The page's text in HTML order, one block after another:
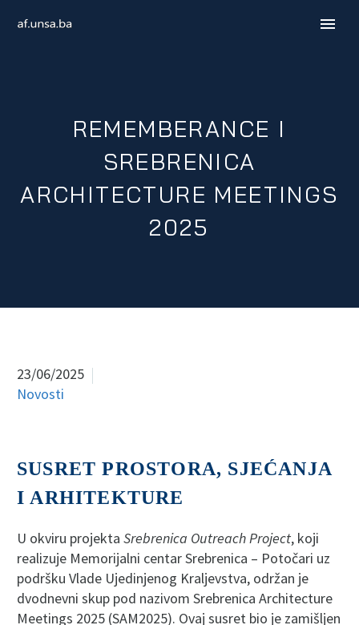
REMEMBERANCE I
SREBRENICA
ARCHITECTURE MEETINGS
2025
23/06/2025
Novosti
SUSRET PROSTORA, SJEĆANJA
I ARHITEKTURE
U okviru projekta Srebrenica Outreach Project, koji
realizuje Memorijalni centar Srebrenica – Potočari uz
podršku Vlade Ujedinjenog Kraljevstva, održan je
dvodnevni skup pod nazivom Srebrenica Architecture
Meetings 2025 (SAM2025). Ovaj susret bio je zamišljen